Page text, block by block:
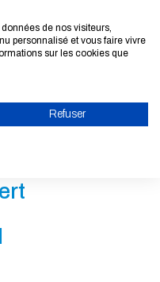
ÉCO
de nos visiteurs,
personnalisé et vous faire vivre
sur les cookies que
Refuser